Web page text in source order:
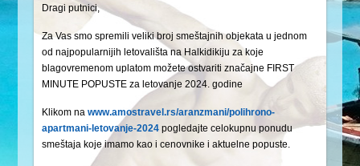
Dragi putnici,
Za Vas smo spremili veliki broj smeštajnih objekata u jednom
od najpopularnijih letovališta na Halkidikiju za koje
blagovremenom uplatom možete ostvariti značajne FIRST
MINUTE POPUSTE za letovanje 2024. godine
Klikom nawww.amostravel.rs/aranzmani/polihrono-
apartmani-letovanje-2024 pogledajte celokupnu ponudu
smeštaja koje imamo kao i cenovnike i aktuelne popuste.